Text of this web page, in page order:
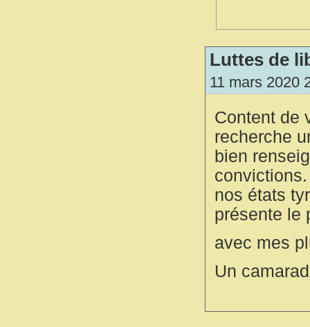
Luttes de
11 mars 2020
Content de
recherche
bien
nos états
présente le
avec mes
Un